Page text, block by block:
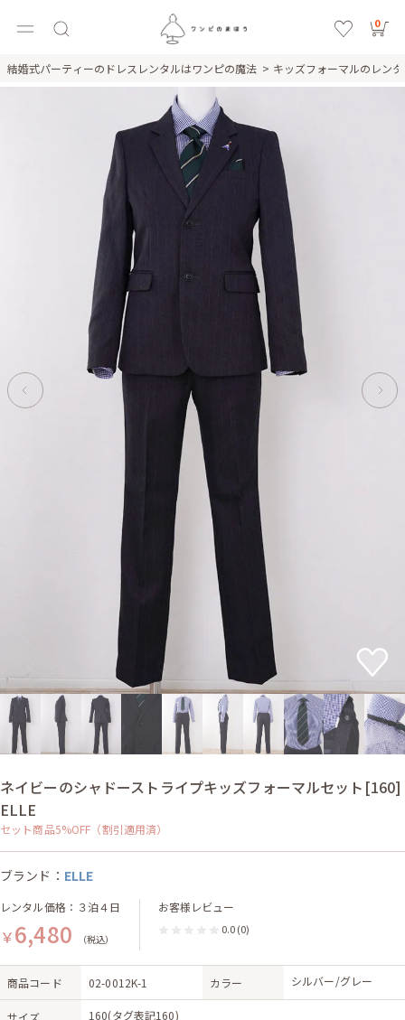
0
結婚式パーティーのドレスレンタルはワンピの魔法 キッズフォーマルのレン
ネイビーのシャドーストライプキッズフォーマルセット[160]
ELLE
セット商品5%OFF（割引適用済）
ブランド： ELLE
レンタル価格：３泊４日
￥6,480 （税込）
お客様レビュー
0.0 (0)
商品コード 02-0012K-1 カラー シルバー/グレー
サイズ 160(タグ表記160)